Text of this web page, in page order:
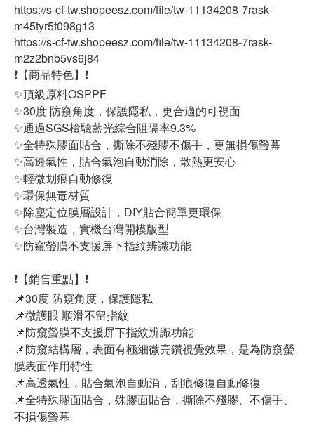
https://s-cf-tw.shopeesz.com/file/tw-11134208-7rask-
m45tyr5f098g13
https://s-cf-tw.shopeesz.com/file/tw-11134208-7rask-
m2z2bnb5vs6j84
❗【商品特色】❗
✨頂級原料OSPPF
✨30度 防窺角度，保護隱私，更合適的可視面
✨通過SGS檢驗藍光綜合阻隔率9.3%
✨全特殊膠面貼合，撕除不殘膠不傷手，更無損傷螢幕
✨高透氣性，貼合氣泡自動消除，散熱更安心
✨輕微划痕自動修復
✨環保無毒材質
✨除塵定位膜層設計，DIY貼合簡單更環保
✨台灣製造，實機台灣開模版型
✨防窺螢膜不支援屏下指紋辨識功能
❗【銷售重點】❗
📌30度 防窺角度，保護隱私
📌微護眼 順滑不留指紋
📌防窺螢膜不支援屏下指紋辨識功能
📌防窺結構層，表面有極細微亮鑽視覺效果，是為防窺螢
膜表面作用特性
📌高透氣性，貼合氣泡自動消，刮痕修復自動修復
📌全特殊膠面貼合，殊膠面貼合，撕除不殘膠、不傷手、
不損傷螢幕